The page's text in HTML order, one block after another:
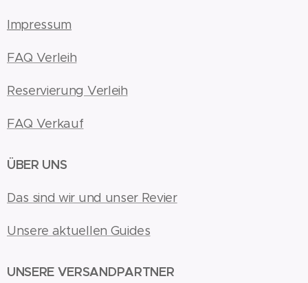
Impressum
FAQ Verleih
Reservierung Verleih
FAQ Verkauf
ÜBER UNS
Das sind wir und unser Revier
Unsere aktuellen Guides
UNSERE VERSANDPARTNER